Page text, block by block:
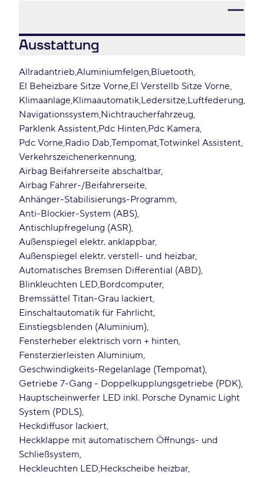
Ausstattung
Allradantrieb Aluminiumfelgen Bluetooth
El Beheizbare Sitze Vorne El Verstellb Sitze Vorne
Klimaanlage Klimaautomatik Ledersitze Luftfederung
Navigationssystem Nichtraucherfahrzeug
Parklenk Assistent Pdc Hinten Pdc Kamera
Pdc Vorne Radio Dab TempomatTotwinkel Assistent
Verkehrszeichenerkennung
Airbag Beifahrerseite abschaltbar
Airbag Fahrer-/Beifahrerseite
Anhänger-Stabilisierungs-Programm
Anti-Blockier-System (ABS)
Antischlupfregelung (ASR)
Außenspiegel elektr. anklappbar
Außenspiegel elektr. verstell- und heizbar
Automatisches Bremsen Differential (ABD)
Blinkleuchten LED Bordcomputer
Bremssättel Titan-Grau lackiert
Einschaltautomatik für Fahrlicht
Einstiegsblenden (Aluminium)
Fensterheber elektrisch vorn + hinten
Fensterzierleisten Aluminium
Geschwindigkeits-Regelanlage (Tempomat)
Getriebe 7-Gang - Doppelkupplungsgetriebe (PDK)
Hauptscheinwerfer LED inkl. Porsche Dynamic Light
System (PDLS)
Heckdiffusor lackiert
Heckklappe mit automatischem Öffnungs- und
Schließsystem
Heckleuchten LED Heckscheibe heizbar